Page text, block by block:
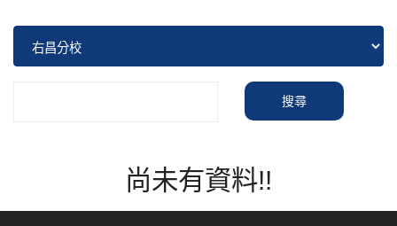
搜尋
尚未有資料!!